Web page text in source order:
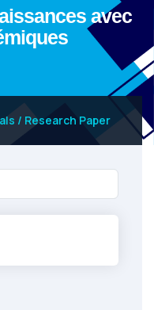
avec
/ Research Paper